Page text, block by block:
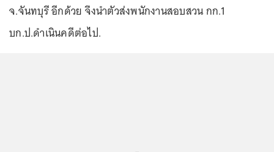
จ.จันทบุรี อีกด้วย จึงนำตัวส่งพนักงานสอบสวน กก.1
บก.ป.ดำเนินคดีต่อไป.